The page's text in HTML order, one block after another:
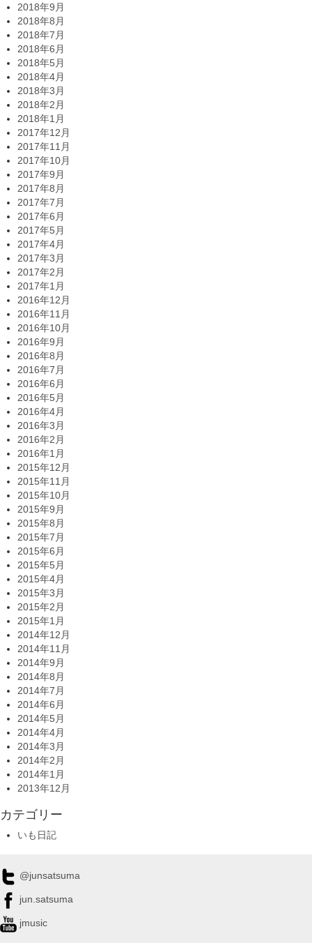
2018年9月
2018年8月
2018年7月
2018年6月
2018年5月
2018年4月
2018年3月
2018年2月
2018年1月
2017年12月
2017年11月
2017年10月
2017年9月
2017年8月
2017年7月
2017年6月
2017年5月
2017年4月
2017年3月
2017年2月
2017年1月
2016年12月
2016年11月
2016年10月
2016年9月
2016年8月
2016年7月
2016年6月
2016年5月
2016年4月
2016年3月
2016年2月
2016年1月
2015年12月
2015年11月
2015年10月
2015年9月
2015年8月
2015年7月
2015年6月
2015年5月
2015年4月
2015年3月
2015年2月
2015年1月
2014年12月
2014年11月
2014年9月
2014年8月
2014年7月
2014年6月
2014年5月
2014年4月
2014年3月
2014年2月
2014年1月
2013年12月
カテゴリー
いも日記
@junsatsuma
jun.satsuma
jmusic